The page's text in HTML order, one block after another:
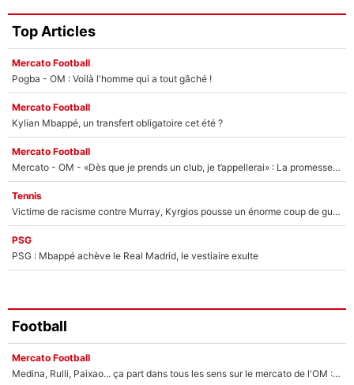
Top Articles
Mercato Football
Pogba - OM : Voilà l'homme qui a tout gâché !
Mercato Football
Kylian Mbappé, un transfert obligatoire cet été ?
Mercato Football
Mercato - OM - «Dès que je prends un club, je t’appellerai» : La promesse de Marcelino au moment de claquer la porte
Tennis
Victime de racisme contre Murray, Kyrgios pousse un énorme coup de gueule !
PSG
PSG : Mbappé achève le Real Madrid, le vestiaire exulte
Football
Mercato Football
Medina, Rulli, Paixao... ça part dans tous les sens sur le mercato de l'OM : Frank McCourt va enfin récupérer l'argent qu'il attend ?